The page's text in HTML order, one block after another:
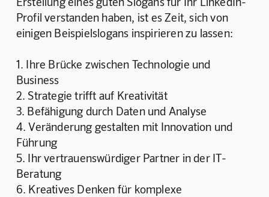
Profil verstanden haben, ist es Zeit, sich von
einigen Beispielslogans inspirieren zu lassen:
1. Ihre Brücke zwischen Technologie und
Business
2. Strategie trifft auf Kreativität
3. Befähigung durch Daten und Analyse
4. Veränderung gestalten mit Innovation und
Führung
5. Ihr vertrauenswürdiger Partner in der IT-
Beratung
6. Kreatives Denken für komplexe